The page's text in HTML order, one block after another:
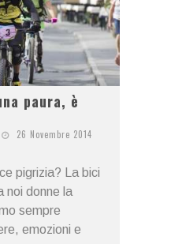
paura, è
26 Novembre 2014
pigrizia? La bici
noi donne la
sempre
emozioni e